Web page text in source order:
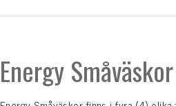
Energy Småväskor